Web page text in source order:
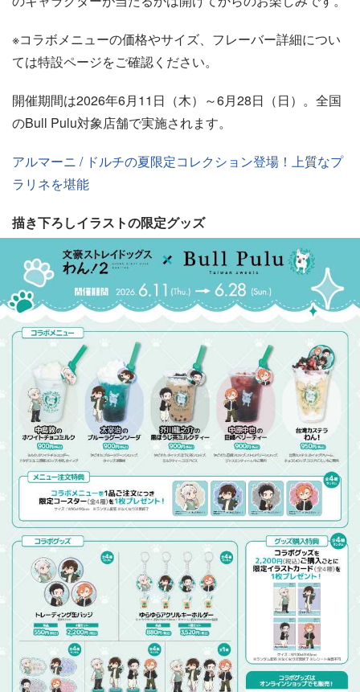
※コラボメニューの価格やサイズ、フレーバー詳細につい
ては特設ページをご確認ください。
開催期間は2026年6月11日（木）～6月28日（日）。全国
のBull Pulu対象店舗で実施されます。
アルマーニ / ドルチの夏限定コレクション登場！上質なプ
ラリネを堪能
描き下ろしイラストの限定グッズ